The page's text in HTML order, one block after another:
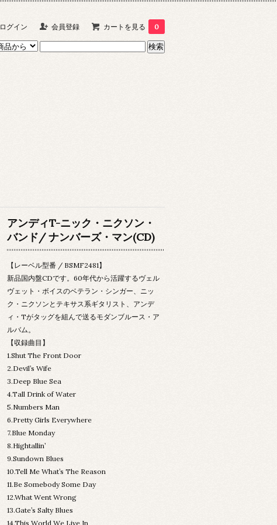
ログイン 会員登録 カートを見る 0
アンディT-ニック・ニクソン・
バンド/ ナンバーズ・マン(CD)
【レーベル型番 / BSMF2481】
新品国内盤CDです。60年代から活躍するヴェル
ヴェット・ボイスのベテラン・シンガー、ニッ
ク・ニクソンとテキサス系ギタリスト、アンデ
ィ・Tがタッグを組んで送るモダンブルース・ア
ルバム。
【収録曲目】
1.Shut The Front Door
2.Devil’s Wife
3.Deep Blue Sea
4.Tall Drink of Water
5.Numbers Man
6.Pretty Girls Everywhere
7.Blue Monday
8.Hightallin’
9.Sundown Blues
10.Tell Me What’s The Reason
11.Be Somebody Some Day
12.What Went Wrong
13.Gate’s Salty Blues
14.This World We Live In